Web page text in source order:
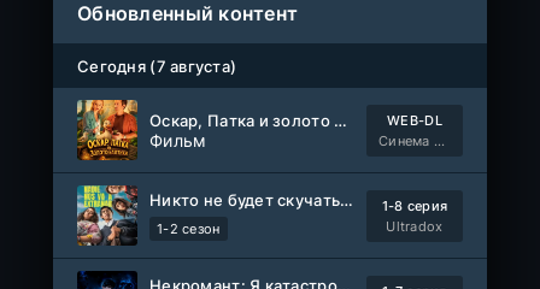
Обновленный контент
Сегодня (7 августа)
Оскар, Патка и золото Балтики
Фильм
WEB-DL
Синема УС
Никто не будет скучать по нам
1-2 сезон
1-8 серия
Ultradox